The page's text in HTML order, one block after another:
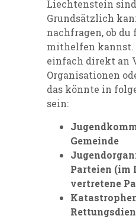
Liechtenstein
Grundsätzlich
nachfragen, ob
mithelfen kannst.
einfach direkt an
Organisationen
das könnte in
sein:
Gemeinde
Parteien (im
vertretene